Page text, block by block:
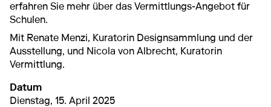
erfahren Sie mehr über das Vermittlungs-Angebot für
Schulen.
Mit Renate Menzi, Kuratorin Designsammlung und der
Ausstellung, und Nicola von Albrecht, Kuratorin
Vermittlung.
Datum
15. April 2025 17:00 – 18:00
Dienstag, 15. April 2025